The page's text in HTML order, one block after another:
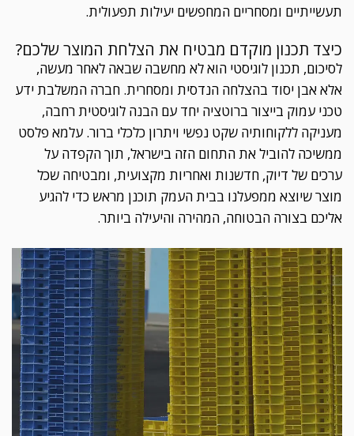
תעשייתיים ומסחריים המחפשים יעילות תפעולית.
כיצד תכנון מוקדם מבטיח את הצלחת המוצר שלכם?
לסיכום, תכנון לוגיסטי הוא לא מחשבה שבאה לאחר מעשה,
אלא אבן יסוד בהצלחה הנדסית ומסחרית. חברה המשלבת ידע
טכני עמוק בייצור ברוטציה יחד עם הבנה לוגיסטית רחבה,
מעניקה ללקוחותיה שקט נפשי ויתרון כלכלי ברור. עלמא פלסט
ממשיכה להוביל את התחום הזה בישראל, תוך הקפדה על
ערכים של דיוק, חדשנות ואחריות מקצועית, ומבטיחה שכל
מוצר שיוצא ממפעלנו בבית העמק תוכנן מראש כדי להגיע
אליכם בצורה הבטוחה, המהירה והיעילה ביותר.